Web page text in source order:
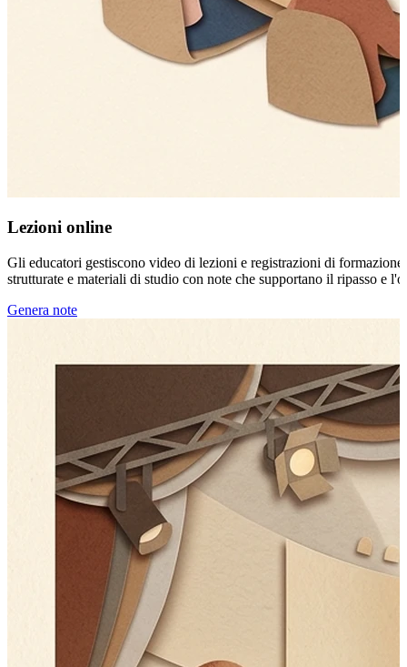
Lezioni online
Gli educatori gestiscono video di lezioni e registrazioni di
strutturate e materiali di studio con note che supportano il ripasso e
Genera note